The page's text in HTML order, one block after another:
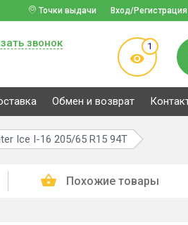
Вход/Регистрация
Точки выдачи
звонок 1
Обмен и возврат
Ice I-16 205/65 R15 94T
Похожие товары